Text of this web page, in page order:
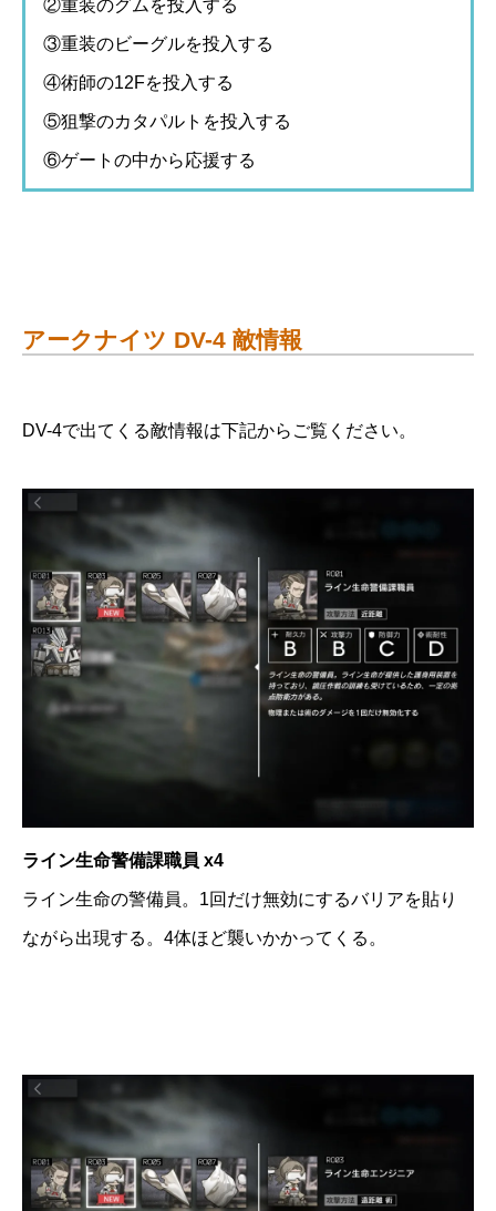
②重装のグムを投入する
③重装のビーグルを投入する
④術師の12Fを投入する
⑤狙撃のカタパルトを投入する
⑥ゲートの中から応援する
アークナイツ DV-4 敵情報
DV-4で出てくる敵情報は下記からご覧ください。
ライン生命警備課職員 x4
ライン生命の警備員。1回だけ無効にするバリアを貼り
ながら出現する。4体ほど襲いかかってくる。